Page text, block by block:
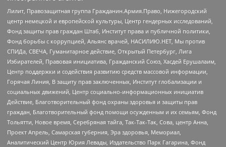
Лилит, Правозащитная группа Гражданин.Армия.Право, Нижегородский
центр немецкой и европейской культуры, Центр гендерных исследований,
Фонд защиты прав граждан Штаб, Институт права и публичной политики,
Фонд борьбы с коррупцией, Альянс врачей, НАСИЛИЮ.НЕТ, Мы против
СПИДа, СВЕЧА, Гуманитарное действие, Открытый Петербург, Лига
Избирателей, Правовая инициатива, Гражданский Союз, Хасдей Ерушалаим,
Центр поддержки и содействия развитию средств массовой информации,
Горячая Линия, В защиту прав заключенных, Институт глобализации и
социальных движений, Центр социально-информационных инициатив
Действие, Благотворительный фонд охраны здоровья и защиты прав
граждан, Благотворительный фонд помощи осужденным и их семьям, Фонд
Тольятти, Новое время, Серебряная тайга, Так-Так-Так, Сова, центр Анна,
Проект Апрель, Самарская губерния, Эра здоровья, Мемориал,
Аналитический Центр Юрия Левады, Издательство Парк Гагарина, Фонд